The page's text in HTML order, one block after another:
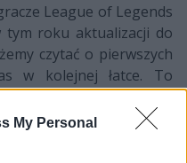
My Personal
League of Legends
tym roku aktualizacji do
czytać o pierwszych
w kolejnej łatce. To
Designera dla
Yettera, który
za pomocą Twittera.